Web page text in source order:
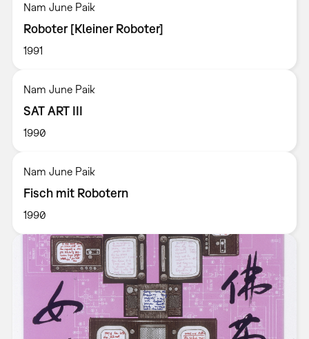
Nam June Paik
Roboter [Kleiner Roboter]
1991
Nam June Paik
SAT ART III
1990
Nam June Paik
Fisch mit Robotern
1990